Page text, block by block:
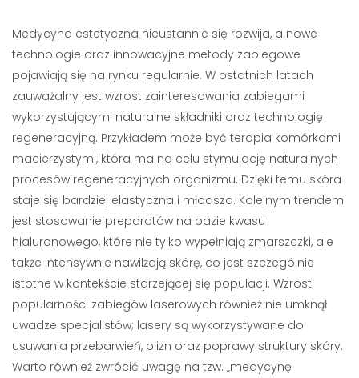
Medycyna estetyczna nieustannie się rozwija, a nowe
technologie oraz innowacyjne metody zabiegowe
pojawiają się na rynku regularnie. W ostatnich latach
zauważalny jest wzrost zainteresowania zabiegami
wykorzystującymi naturalne składniki oraz technologię
regeneracyjną. Przykładem może być terapia komórkami
macierzystymi, która ma na celu stymulację naturalnych
procesów regeneracyjnych organizmu. Dzięki temu skóra
staje się bardziej elastyczna i młodsza. Kolejnym trendem
jest stosowanie preparatów na bazie kwasu
hialuronowego, które nie tylko wypełniają zmarszczki, ale
także intensywnie nawilżają skórę, co jest szczególnie
istotne w kontekście starzejącej się populacji. Wzrost
popularności zabiegów laserowych również nie umknął
uwadze specjalistów; lasery są wykorzystywane do
usuwania przebarwień, blizn oraz poprawy struktury skóry.
Warto również zwrócić uwagę na tzw. „medycynę